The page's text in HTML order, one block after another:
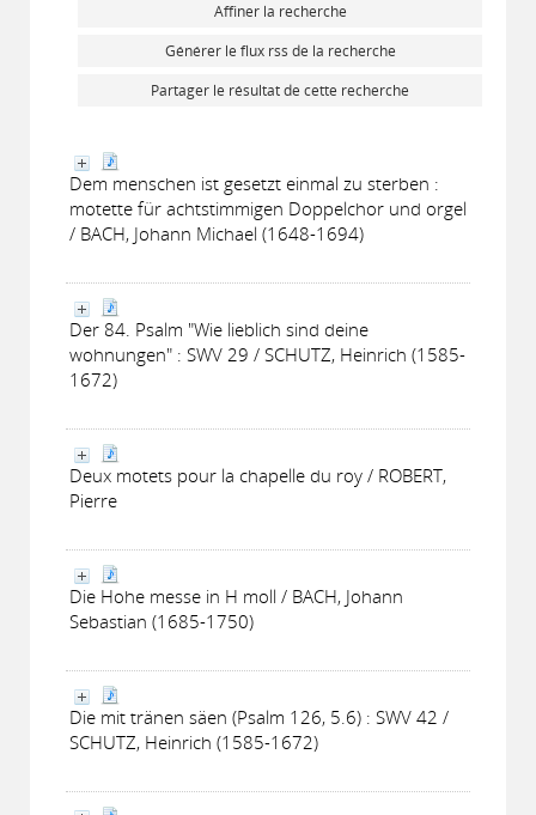
Affiner la recherche
Générer le flux rss de la recherche
Partager le résultat de cette recherche
Dem menschen ist gesetzt einmal zu sterben :
motette für achtstimmigen Doppelchor und orgel
/ BACH, Johann Michael (1648-1694)
Der 84. Psalm "Wie lieblich sind deine
wohnungen" : SWV 29 / SCHUTZ, Heinrich (1585-
1672)
Deux motets pour la chapelle du roy / ROBERT,
Pierre
Die Hohe messe in H moll / BACH, Johann
Sebastian (1685-1750)
Die mit tränen säen (Psalm 126, 5.6) : SWV 42 /
SCHUTZ, Heinrich (1585-1672)